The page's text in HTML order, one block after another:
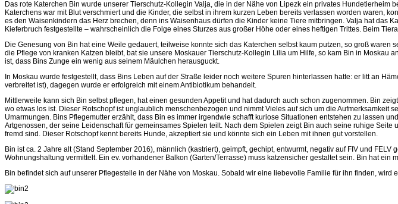
Das rote Katerchen Bin wurde unserer Tierschutz-Kollegin Valja, die in der Nähe von Lipezk ein privates
Katerchens war mit Blut verschmiert und die Kinder, die selbst in ihrem kurzen Leben bereits verlassen worden waren,
es den Waisenkindern das Herz brechen, denn ins Waisenhaus dürfen die Kinder keine Tiere mitbringen. Valja hat das
Kieferbruch festgestellte – wahrscheinlich die Folge eines Sturzes aus großer Höhe oder eines heftigen Trittes. Beim
Die Genesung von Bin hat eine Weile gedauert, teilweise konnte sich das Katerchen selbst kaum putzen, so groß
die Pflege von kranken Katzen bleibt, bat sie unsere Moskauer Tierschutz-Kollegin Lilia um Hilfe, so kam Bin in
ist, dass Bins Zunge ein wenig aus seinem Mäulchen herausguckt.
In Moskau wurde festgestellt, dass Bins Leben auf der Straße leider noch weitere Spuren hinterlassen hatte: er litt an
verbreitet ist), dagegen wurde er erfolgreich mit einem Antibiotikum behandelt.
Mittlerweile kann sich Bin selbst pflegen, hat einen gesunden Appetit und hat dadurch auch schon zugenommen. Bin
wo etwas los ist. Dieser Rotschopf ist unglaublich menschenbezogen und nimmt Vieles auf sich um die
Umarmungen. Bins Pflegemutter erzählt, dass Bin es immer irgendwie schafft kuriose Situationen entstehen zu lassen
Artgenossen, der seine Leidenschaft für gemeinsames Spielen teilt. Nach dem Spielen zeigt Bin auch seine ruhige
fremd sind. Dieser Rotschopf kennt bereits Hunde, akzeptiert sie und könnte sich ein Leben mit ihnen gut vorstellen.
Bin ist ca. 2 Jahre alt (Stand September 2016), männlich (kastriert), geimpft, gechipt, entwurmt, negativ auf FIV und
Wohnungshaltung vermittelt. Ein ev. vorhandener Balkon (Garten/Terrasse) muss katzensicher gestaltet sein. Bin hat
Bin befindet sich auf unserer Pflegestelle in der Nähe von Moskau. Sobald wir eine liebevolle Familie für ihn finden, wird